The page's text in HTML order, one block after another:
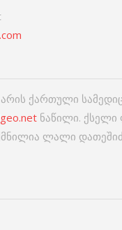
ქართული
ნაწილი. ქსელი
ლალი